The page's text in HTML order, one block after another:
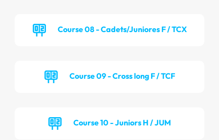
Course 08 - Cadets/Juniores F / TCX
Course 09 - Cross long F / TCF
Course 10 - Juniors H / JUM